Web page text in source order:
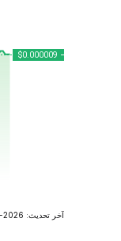
آخر تحديث: 2026-08-06 00:27:47